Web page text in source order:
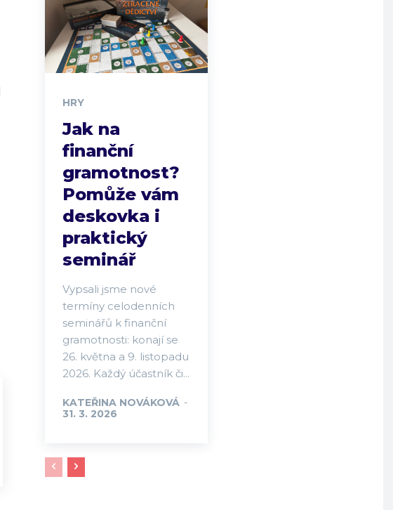
HRY
Jak na
finanční
gramotnost?
Pomůže vám
deskovka i
praktický
seminář
Vypsali jsme nové
termíny celodenních
seminářů k finanční
gramotnosti: konají se
26. května a 9. listopadu
2026. Každý účastník či...
KATEŘINA NOVÁKOVÁ -
31. 3. 2026